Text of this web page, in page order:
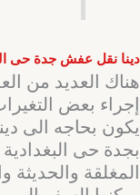
دينا نقل عفش جدة حى
هناك العديد من
إجراء بعض
يكون بحاجه الى
بجدة حى
المغلقة